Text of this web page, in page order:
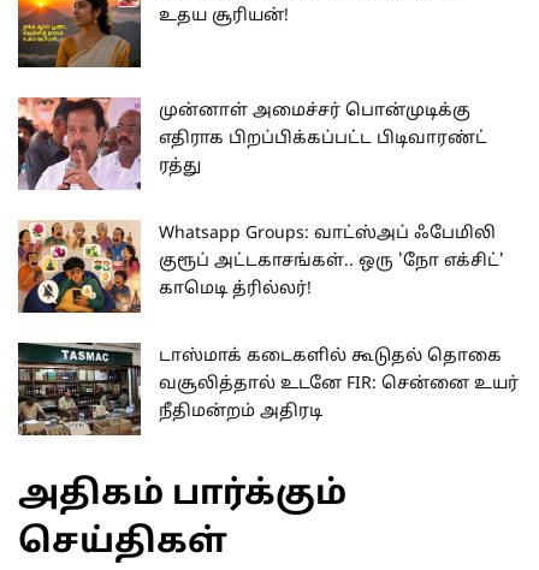
உதய சூரியன்!
முன்னாள் அமைச்சர் பொன்முடிக்கு
எதிராக பிறப்பிக்கப்பட்ட பிடிவாரண்ட்
ரத்து
Whatsapp Groups: வாட்ஸ்அப் ஃபேமிலி
குரூப் அட்டகாசங்கள்.. ஒரு 'நோ எக்சிட்'
காமெடி த்ரில்லர்!
டாஸ்மாக் கடைகளில் கூடுதல் தொகை
வசூலித்தால் உடனே FIR: சென்னை உயர்
நீதிமன்றம் அதிரடி
அதிகம் பார்க்கும்
செய்திகள்